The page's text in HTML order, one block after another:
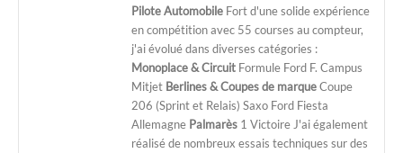
Pilote Automobile Fort d'une solide expérience
en compétition avec 55 courses au compteur,
j'ai évolué dans diverses catégories :
Monoplace & Circuit Formule Ford F. Campus
Mitjet Berlines & Coupes de marqueCoupe
206 (Sprint et Relais) Saxo Ford Fiesta
Allemagne Palmarès 1 Victoire J'ai également
réalisé de nombreux essais techniques sur des